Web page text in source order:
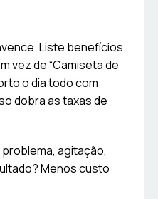
Liste benefícios
vez de “Camiseta de
o dia todo com
dobra as taxas de
agitação,
Menos custo